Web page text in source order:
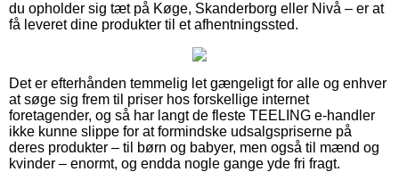
du opholder sig tæt på Køge, Skanderborg eller Nivå – er at
få leveret dine produkter til et afhentningssted.
Det er efterhånden temmelig let gængeligt for alle og enhver
at søge sig frem til priser hos forskellige internet
foretagender, og så har langt de fleste TEELING e-handler
ikke kunne slippe for at formindske udsalgspriserne på
deres produkter – til børn og babyer, men også til mænd og
kvinder – enormt, og endda nogle gange yde fri fragt.